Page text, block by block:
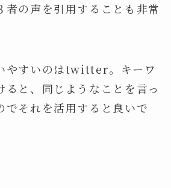
者の声を引用することも非常
やすいのはtwitter。キーワ
ると、同じようなことを言っ
でそれを活用すると良いで